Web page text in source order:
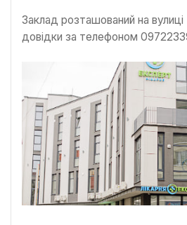
Заклад розташований на
довідки за телефоном